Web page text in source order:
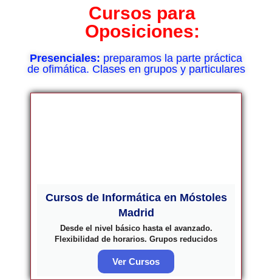
Cursos para
Oposiciones:
Presenciales: preparamos la parte práctica
de ofimática. Clases en grupos y particulares
Cursos de Informática en Móstoles
Madrid
Desde el nivel básico hasta el avanzado.
Flexibilidad de horarios. Grupos reducidos
Ver Cursos